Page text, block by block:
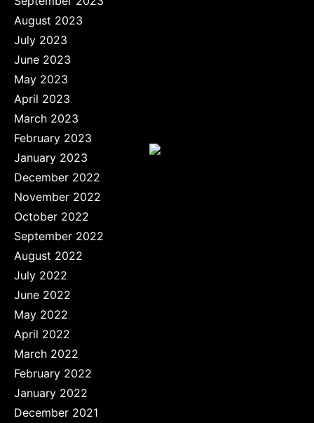
August 2023
July 2023
June 2023
May 2023
April 2023
March 2023
February 2023
January 2023
December 2022
November 2022
October 2022
September 2022
August 2022
July 2022
June 2022
May 2022
April 2022
March 2022
February 2022
January 2022
December 2021